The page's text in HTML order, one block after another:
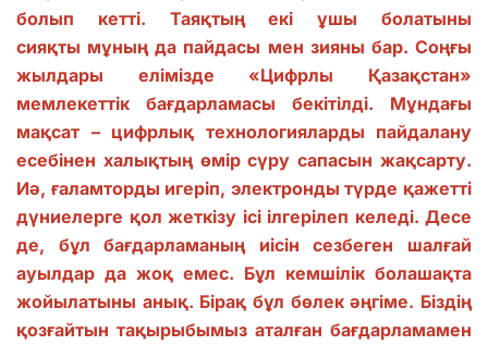
болып кетті. Таяқтың екі ұшы болатыны
сияқты мұның да пайдасы мен зияны бар. Соңғы
жылдары елімізде «Цифрлы Қазақстан»
мемлекеттік бағдарламасы бекітілді. Мұндағы
мақсат – цифрлық технологияларды пайдалану
есебінен халықтың өмір сүру сапасын жақсарту.
Иә, ғаламторды игеріп, электронды түрде қажетті
дүниелерге қол жеткізу ісі ілгерілеп келеді. Десе
де, бұл бағдарламаның иісін сезбеген шалғай
ауылдар да жоқ емес. Бұл кемшілік болашақта
жойылатыны анық. Бірақ бұл бөлек әңгіме. Біздің
қозғайтын тақырыбымыз аталған бағдарламамен